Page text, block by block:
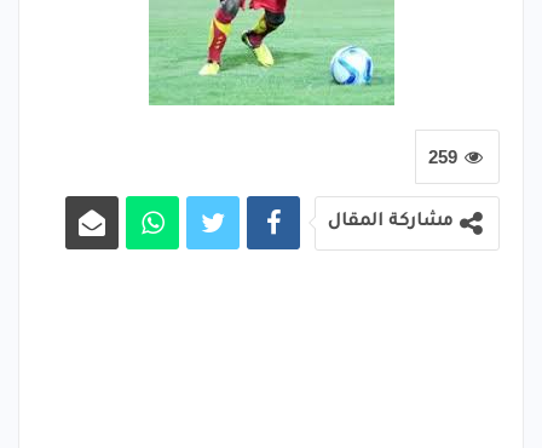
259
مشاركة المقال